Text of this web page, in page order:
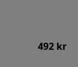
492 kr